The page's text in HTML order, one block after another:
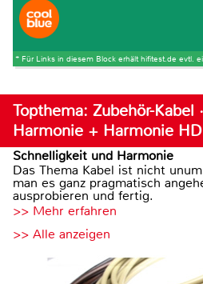
* Für Links in diesem Block erhält hifitest.de evtl.
Topthema: Zubehör-Kabel
Harmonie + Harmonie
Schnelligkeit und Harmonie
Das Thema Kabel ist nicht
man es ganz pragmatisch
ausprobieren und fertig.
>> Mehr erfahren
>> Alle anzeigen